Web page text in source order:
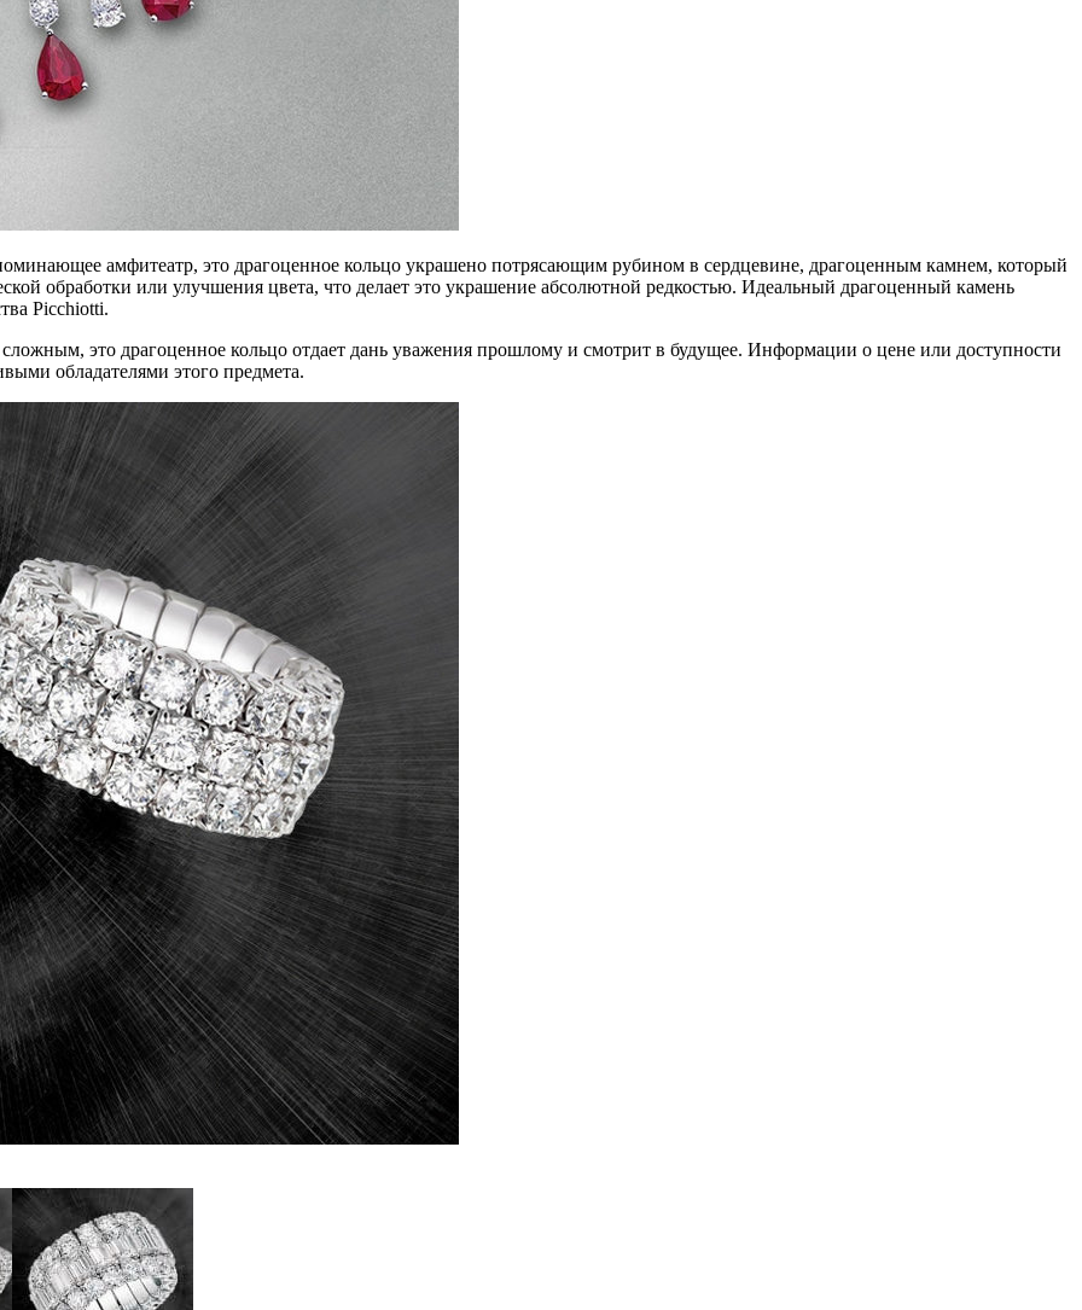
амфитеатр, это драгоценное кольцо украшено потрясающим рубином в сердцевине, драгоценным камнем, который
обработки или улучшения цвета, что делает это украшение абсолютной редкостью. Идеальный драгоценный камень
Picchiotti.
это драгоценное кольцо отдает дань уважения прошлому и смотрит в будущее. Информации о цене или доступности
обладателями этого предмета.